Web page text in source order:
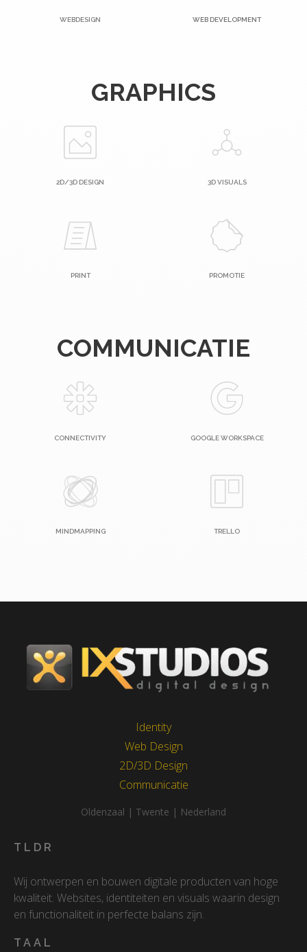
WEBDESIGN WEB DEVELOPMENT
GRAPHICS
2D/3D DESIGN 3D VISUALS
PRINT PROMOTIE
COMMUNICATIE
CONNECTIVITY GOOGLE WORKSPACE
MINDMAPPING TRELLO
Identity
Web Design
2D/3D Design
Communicatie
Oldenzaal | Twente | Nederland
TLDR
Wij ontwerpen en bouwen digitale producten van hoge
kwaliteit. Websites, identiteiten en visuals waarin design
en functionaliteit in perfecte balans zijn.
TAAL